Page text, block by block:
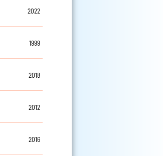
2022
1999
2018
2012
2016